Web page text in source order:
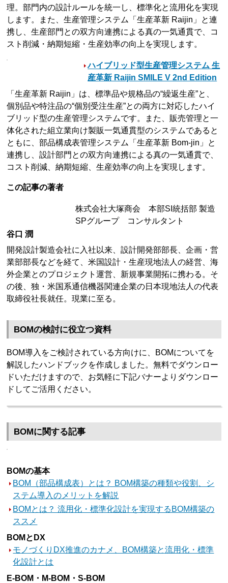
理。部門内の設計ルールを統一し、標準化と流用化を実現
します。また、生産管理システム「生産革新 Raijin」と連
携し、生産部門との双方向連携による真の一気通貫で、コ
スト削減・納期短縮・生産効率の向上を実現します。
ハイブリッド型生産管理システム 生
産革新 Raijin SMILE V 2nd Edition
「生産革新 Raijin」は、標準品や規格品の“繰返生産”と、
個別品や特注品の“個別受注生産”との両方に対応したハイ
ブリッド型の生産管理システムです。また、販売管理と一
体化された組立業向け製販一気通貫型のシステムであると
ともに、部品構成表管理システム「生産革新 Bom-jin」と
連携し、設計部門との双方向連携による真の一気通貫で、
コスト削減、納期短縮、生産効率の向上を実現します。
この記事の著者
株式会社大塚商会 本部SI統括部 製造
SPグループ コンサルタント
谷口 潤
開発設計製造会社に入社以来、設計開発部部長、企画・営
業部部長などを経て、米国設計・生産現地法人の経営、海
外企業とのプロジェクト運営、新規事業開拓に携わる。そ
の後、独・米国系通信機器関連企業の日本現地法人の代表
取締役社長就任。現業に至る。
BOMの検討に役立つ資料
BOM導入をご検討されている方向けに、BOMについてを
解説したハンドブックを作成しました。無料でダウンロー
ドいただけますので、お気軽に下記バナーよりダウンロー
ドしてご活用ください。
BOMに関する記事
BOMの基本
BOM（部品構成表）とは？ BOM構築の種類や役割、シ
ステム導入のメリットを解説
BOMとは？ 流用化・標準化設計を実現するBOM構築の
ススメ
BOMとDX
モノづくりDX推進のカナメ、BOM構築と流用化・標準
化設計とは
E-BOM・M-BOM・S-BOM